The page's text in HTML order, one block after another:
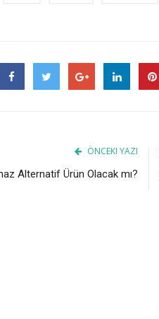
ÖNCEKI YAZI
Alternatif Ürün Olacak mı?